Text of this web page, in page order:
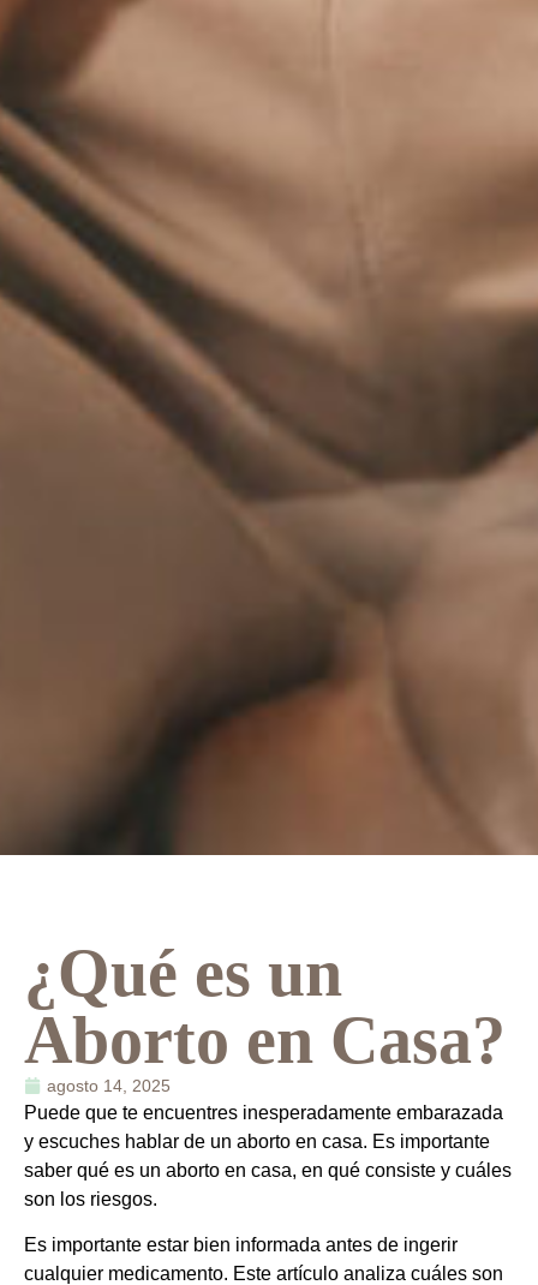
¿Qué es un
Aborto en Casa?
agosto 14, 2025
Puede que te encuentres inesperadamente embarazada
y escuches hablar de un aborto en casa. Es importante
saber qué es un aborto en casa, en qué consiste y cuáles
son los riesgos.
Es importante estar bien informada antes de ingerir
cualquier medicamento. Este artículo analiza cuáles son